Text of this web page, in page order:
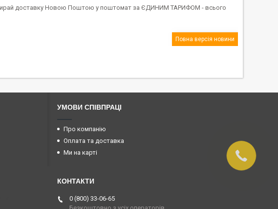
доставку Новою Поштою у поштомат за ЄДИНИМ ТАРИФОМ - всього
Повна версія новини
УМОВИ СПІВПРАЦІ
Про компанію
Оплата та доставка
Ми на карті
0 (800) 33-06-65